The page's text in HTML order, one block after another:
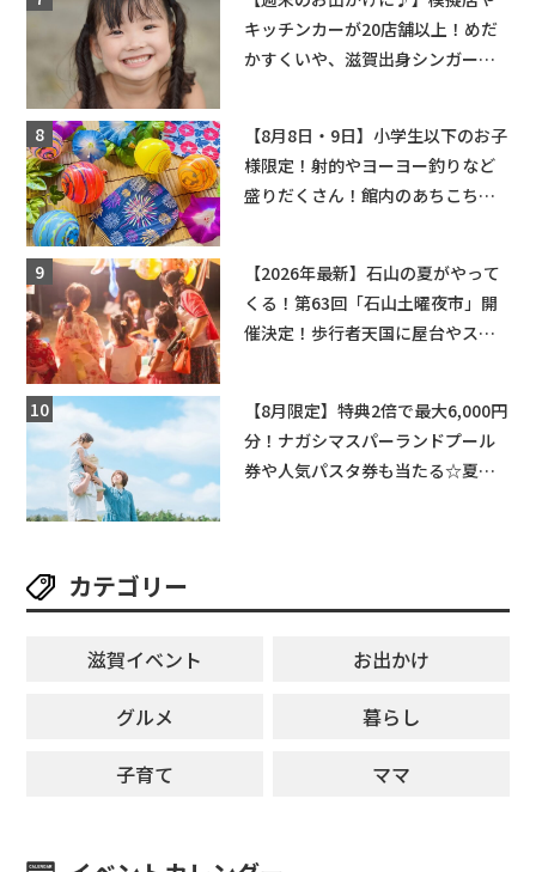
キッチンカーが20店舗以上！めだ
かすくいや、滋賀出身シンガーソ
【8月8日・9日】小学生以下のお子
様限定！射的やヨーヨー釣りなど
盛りだくさん！館内のあちこちに
【2026年最新】石山の夏がやって
くる！第63回「石山土曜夜市」開
催決定！歩行者天国に屋台やステ
【8月限定】特典2倍で最大6,000円
分！ナガシマスパーランドプール
券や人気パスタ券も当たる☆夏休
カテゴリー
滋賀イベント
お出かけ
グルメ
暮らし
子育て
ママ